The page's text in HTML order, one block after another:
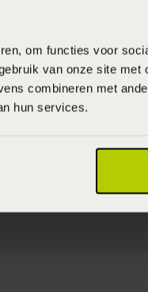
om functies voor
van onze site met
combineren met
hun services.